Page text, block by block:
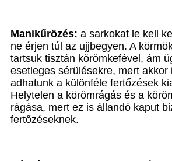
Manikűrözés: a sarkokat le kell
ne érjen túl az ujjbegyen. A
tartsuk tisztán körömkefével, ám
esetleges sérülésekre, mert akkor
adhatunk a különféle fertőzések
Helytelen a körömrágás és a
rágása, mert ez is állandó kaput
fertőzéseknek.